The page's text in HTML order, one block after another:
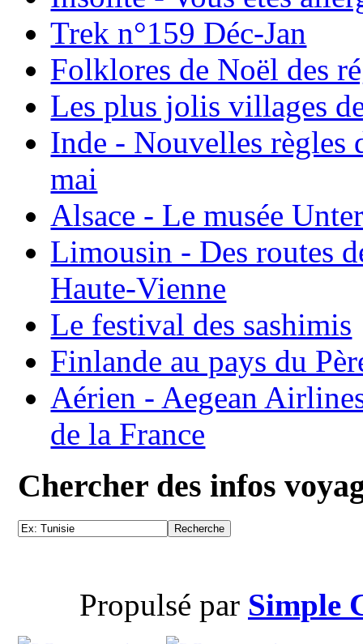
Trek n°159 Déc-Jan
Folklores de Noël des
Les plus jolis villages
Inde - Nouvelles règles
mai
Alsace - Le musée
Limousin - Des routes
Haute-Vienne
Le festival des sashimis
Finlande au pays du
Aérien - Aegean
de la France
Chercher des infos
Propulsé par Simple